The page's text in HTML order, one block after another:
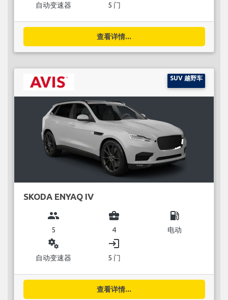
自动变速器 5 门
查看详情...
SUV 越野车
SKODA ENYAQ IV
group
5
business_center
4
local_gas_station
电动
miscellaneous_services
自动变速器
login
5 门
查看详情...